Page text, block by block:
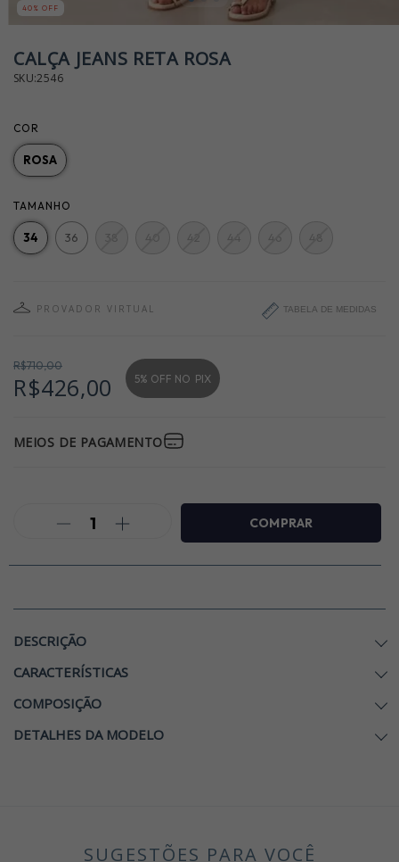
40 % OFF
CALÇA JEANS RETA ROSA
SKU:2546
TAMANHO
34 36
COR
ROSA
PROVADOR VIRTUAL TABELA DE MEDIDAS
R$710,00
R$426,00 5% OFF NO PIX
MEIOS DE PAGAMENTO
DESCRIÇÃO
CARACTERÍSTICAS
COMPOSIÇÃO
DETALHES DA MODELO
SUGESTÕES PARA VOCÊ